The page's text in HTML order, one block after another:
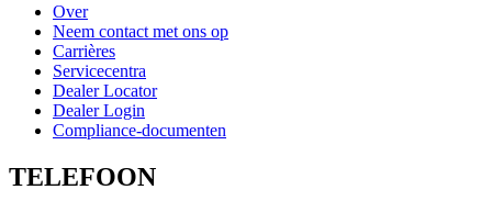
Over
Neem contact met ons op
Carrières
Servicecentra
Dealer Locator
Dealer Login
Compliance-documenten
TELEFOON